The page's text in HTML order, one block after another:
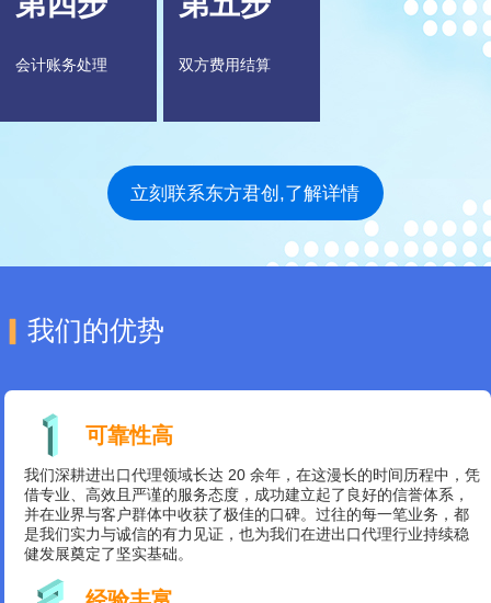
会计账务处理 双方费用结算
立刻联系东方君创,了解详情
我们的优势
可靠性高
我们深耕进出口代理领域长达 20 余年，在这漫长的时间历程中，凭
借专业、高效且严谨的服务态度，成功建立起了良好的信誉体系，
并在业界与客户群体中收获了极佳的口碑。过往的每一笔业务，都
是我们实力与诚信的有力见证，也为我们在进出口代理行业持续稳
健发展奠定了坚实基础。